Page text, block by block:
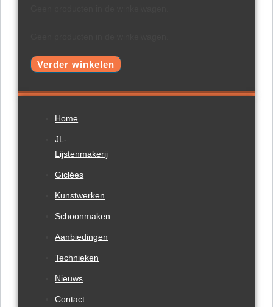
Verder winkelen
Home
JL-
Lijstenmakerij
Giclées
Kunstwerken
Schoonmaken
Aanbiedingen
Technieken
Nieuws
Contact